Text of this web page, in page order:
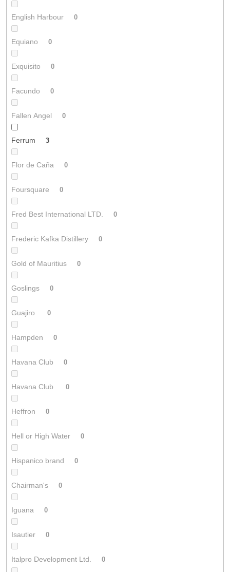
English Harbour 0
Equiano 0
Exquisito 0
Facundo 0
Fallen Angel 0
Ferrum 3
Flor de Caña 0
Foursquare 0
Fred Best International LTD. 0
Frederic Kafka Distillery 0
Gold of Mauritius 0
Goslings 0
Guajiro 0
Hampden 0
Havana Club 0
Havana Club 0
Heffron 0
Hell or High Water 0
Hispanico brand 0
Chairman's 0
Iguana 0
Isautier 0
Italpro Development Ltd. 0